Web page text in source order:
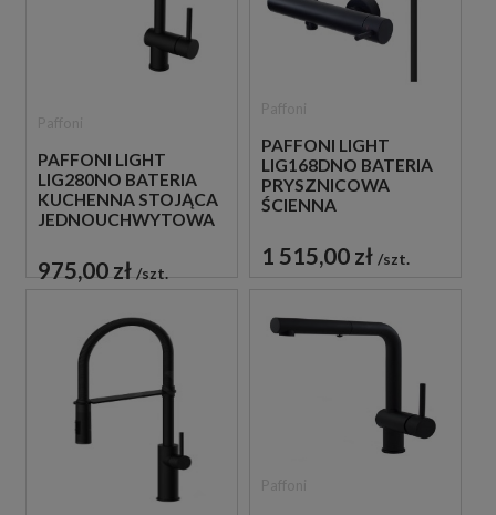
PAFFONI LIGHT
LIG280NO BATERIA
KUCHENNA STOJĄCA
JEDNOUCHWYTOWA
975,00 zł szt.
PAFFONI LIGHT
LIG168DNO BATERIA
PRYSZNICOWA
ŚCIENNA
CZARNA
1 515,00 zł szt.